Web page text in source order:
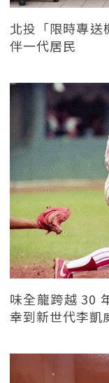
北投「限時專送
伴一代居民
味全龍跨越 30
幸到新世代李凱